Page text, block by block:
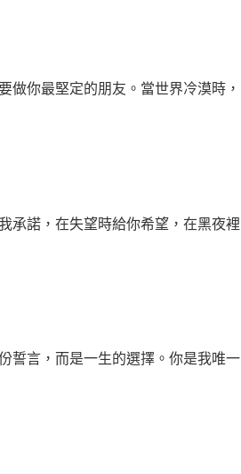
做你最堅定的朋友。當世界冷漠時，
承諾，在失望時給你希望，在黑夜裡
誓言，而是一生的選擇。你是我唯一